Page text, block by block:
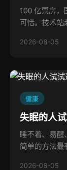
100 亿票房，
可惜。技术站
2026-08-05
健康
失眠的人
睡不着、易醒
简单的方法最
2026-08-05